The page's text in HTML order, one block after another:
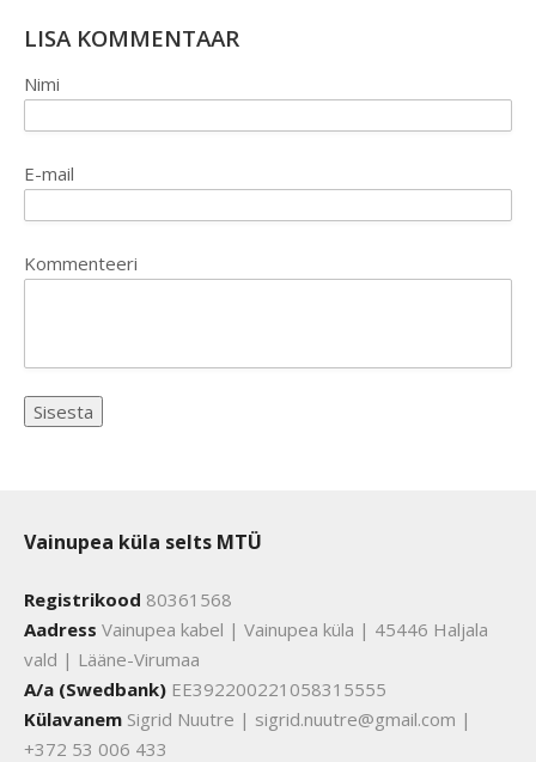
LISA KOMMENTAAR
Nimi
E-mail
Kommenteeri
Vainupea küla selts MTÜ
Registrikood 80361568
Aadress Vainupea kabel | Vainupea küla | 45446 Haljala
vald | Lääne-Virumaa
A/a (Swedbank) EE392200221058315555
Külavanem Sigrid Nuutre | sigrid.nuutre@gmail.com |
+372 53 006 433